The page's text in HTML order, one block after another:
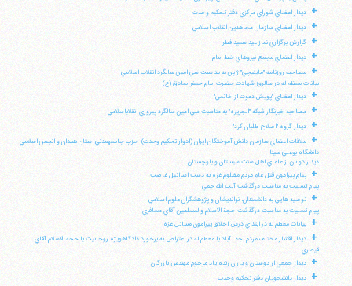
+ ديدار اعضاي شوراي مركزي دفتر تحكيم وحدت
+ ديدار اعضاي سازمان مجاهدين انقلاب اسلامي
+ گزارش برگزاري نماز عيد سعيد فطر
+ ديدار اعضاي مجمع نيروهاي خط امام
+
مصاحبه روزنامه "ماينيچي" ژاپن به مناسبت سي امين سالگرد انقلاب اسلامي
بيانات معظم له در سالروز شهادت حضرت امام جعفر صادق (ع)
+ ديدار اعضاي "پويش دعوت از خاتمي"
+ مصاحبه خبرنگار شبكه "الجزيره" به مناسبت سي امين سالگرد پيروزي انقلاباسلامي
+ ديدار گروه "اصلاح طلبان كرد"
+
ملاقات اعضاي سازمان دانش آموختگان ايران (ادوار تحكيم وحدت)، حزب جامعهمدني استان همدان و انجمن اسلامي
دانشگاه بوعلي سينا
ديدار دو تن از علماي اهل سنت سيستان و بلوچستان
+
پيام پيرامون قتل عام مردم مظلوم غزه به دست اسرائيل غاصب
پيام تسليت به مناسبت درگذشت آيت الله جمي
+
توصيه هايي به دانشمندان، نوانديشان و پژوهشگران علوم اسلامي
پيام تسليت به مناسبت درگذشت حجة الاسلام والمسلمين آقاي مسافري
+ بيانات معظم له در ابتداي درس اخلاق پيرامون مسائل غزه
+
ديدار اقشار مختلف مردم نجف آباد با معظم له در اعتراض به برخورد دادگاهويژه روحانيت با حجة الاسلام آقاي
قيصري
+ ديدار جمعي از دوستان و ياران زنده ياد مرحوم مهندس بازرگان
+ ديدار دانشجويان دفتر تحكيم وحدت